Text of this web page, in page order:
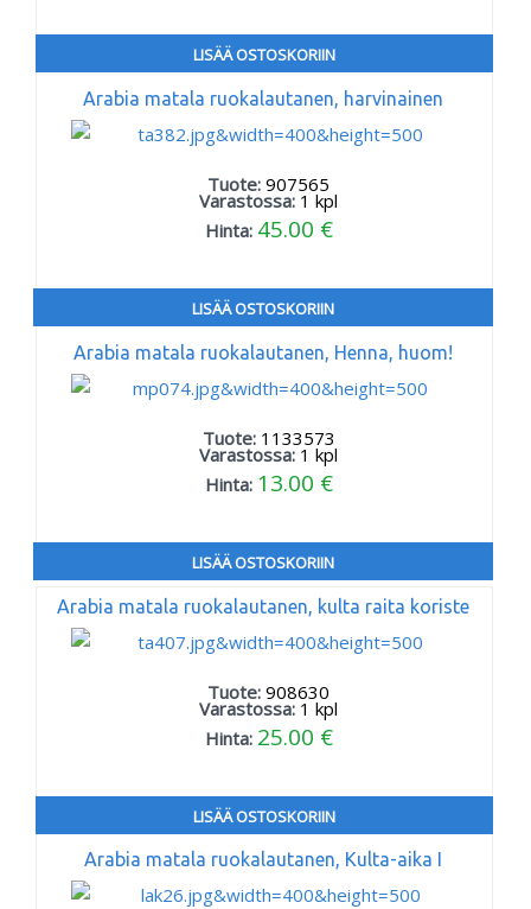
LISÄÄ OSTOSKORIIN
Arabia matala ruokalautanen, harvinainen
Tuote:907565
Varastossa: 1 kpl
Hinta: 45.00 €
LISÄÄ OSTOSKORIIN
Arabia matala ruokalautanen, Henna, huom!
Tuote: 1133573
Varastossa: 1 kpl
Hinta: 13.00 €
LISÄÄ OSTOSKORIIN
Arabia matala ruokalautanen, kulta raita koriste
Tuote:908630
Varastossa: 1 kpl
Hinta: 25.00 €
LISÄÄ OSTOSKORIIN
Arabia matala ruokalautanen, Kulta-aika I